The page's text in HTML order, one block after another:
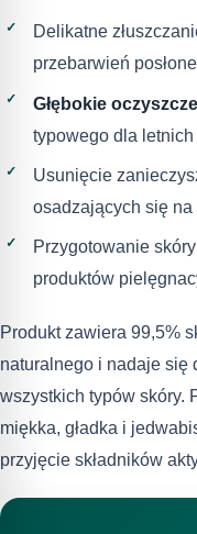
Delikatne
przebarwień
Głębokie
typowego dla
Usunięcie
osadzających się na
Przygotowanie
produktów
Produkt zawiera 99,5%
naturalnego i nadaje się
wszystkich typów skóry.
miękka, gładka i
przyjęcie składników